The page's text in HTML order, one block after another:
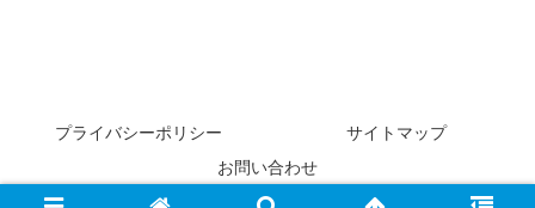
プライバシーポリシー
サイトマップ
お問い合わせ